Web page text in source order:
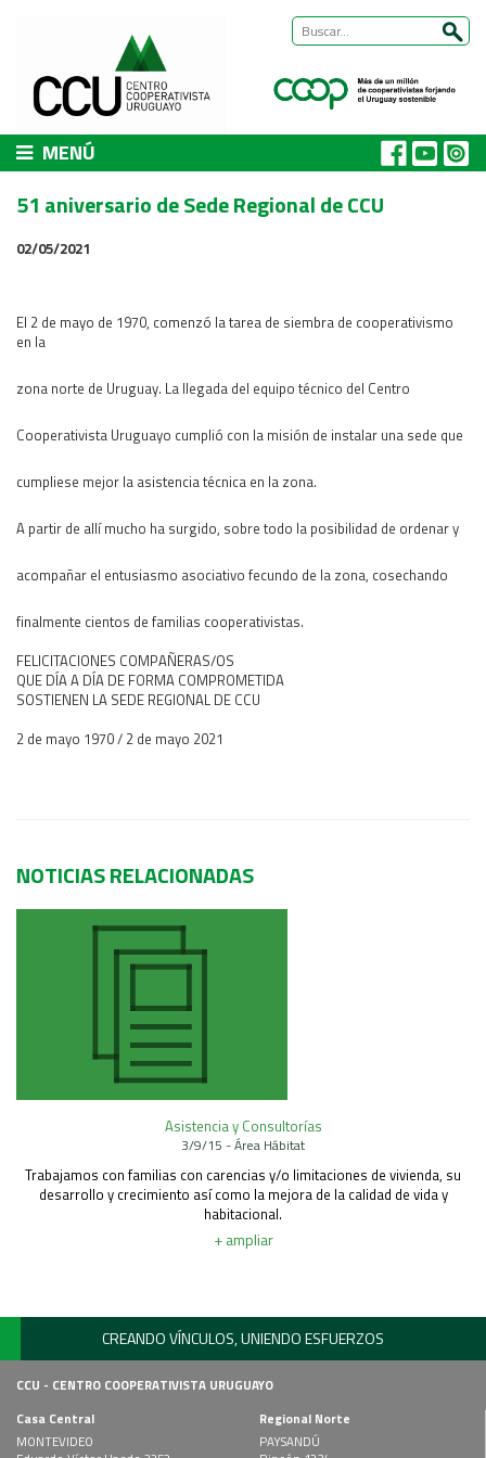
MENÚ
Presentación
Nuestra historia
ÁREAS DE TRABAJO
Cómo trabajamos
Área Habitat
Programas
Trabajos
Programas
Revista Dinámica
Recursos Digitales
PUBLICACIONES
51 aniversario de Sede Regional de CCU
02/05/2021
El 2 de mayo de 1970, comenzó la tarea de siembra de cooperativismo
en la
zona norte de Uruguay. La llegada del equipo técnico del Centro
Cooperativista Uruguayo cumplió con la misión de instalar una sede que
cumpliese mejor la asistencia técnica en la zona.
A partir de allí mucho ha surgido, sobre todo la posibilidad de ordenar y
acompañar el entusiasmo asociativo fecundo de la zona, cosechando
finalmente cientos de familias cooperativistas.
FELICITACIONES COMPAÑERAS/OS
QUE DÍA A DÍA DE FORMA COMPROMETIDA
SOSTIENEN LA SEDE REGIONAL DE CCU
2 de mayo 1970 / 2 de mayo 2021
NOTICIAS RELACIONADAS
Asistencia y Consultorías
3/9/15 - Área Hábitat
Trabajamos con familias con carencias y/o limitaciones de vivienda, su
desarrollo y crecimiento así como la mejora de la calidad de vida y
habitacional.
+ ampliar
CREANDO VÍNCULOS, UNIENDO ESFUERZOS
CCU - CENTRO COOPERATIVISTA URUGUAYO
Casa Central
MONTEVIDEO
Regional Norte
PAYSANDÚ